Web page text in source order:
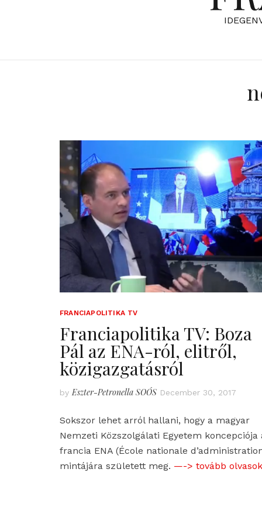
FRANCIAPOLITIKA TV
Franciapolitika TV: Boza
Pál az ENA-ról, elitről,
közigazgatásról
by Eszter-Petronella SOÓS December 30, 2017
Sokszor lehet arról hallani, hogy a magyar
Nemzeti Közszolgálati Egyetem koncepciója
francia ENA (École nationale
mintájára született meg. —-> tovább